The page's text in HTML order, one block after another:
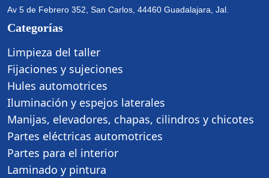
Av 5 de Febrero 352, San Carlos, 44460 Guadalajara, Jal.
Categorías
Limpieza del taller
Fijaciones y sujeciones
Hules automotrices
Iluminación y espejos laterales
Manijas, elevadores, chapas, cilindros y chicotes
Partes eléctricas automotrices
Partes para el interior
Laminado y pintura